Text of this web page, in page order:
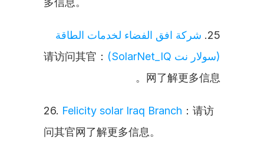
25.
(سولار نت SolarNet_IQ)
：请访问其官
网了解更多信息。
26. Felicity solar Iraq Branch ：请访
问其官网了解更多信息。